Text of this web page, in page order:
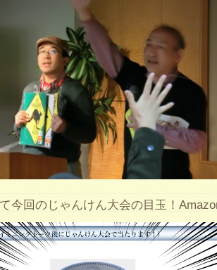
今回のじゃんけん大会の目玉！